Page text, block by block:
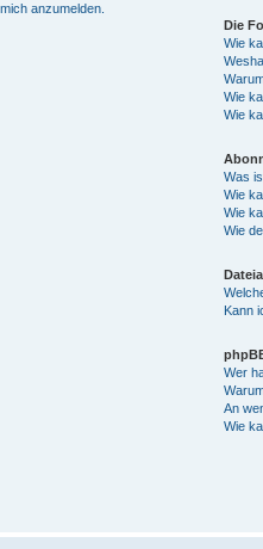
anzumelden.
Die
Wie
Wie
Wie
Was
Wie
Wie
Wie
Kann
Wer
An
Wie